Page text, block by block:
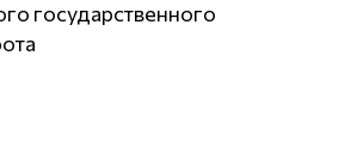
государственного